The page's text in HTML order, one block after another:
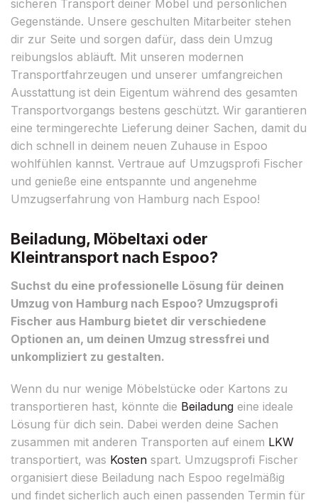
sicheren Transport deiner Möbel und persönlichen
Gegenstände. Unsere geschulten Mitarbeiter stehen
dir zur Seite und sorgen dafür, dass dein Umzug
reibungslos abläuft. Mit unseren modernen
Transportfahrzeugen und unserer umfangreichen
Ausstattung ist dein Eigentum während des gesamten
Transportvorgangs bestens geschützt. Wir garantieren
eine termingerechte Lieferung deiner Sachen, damit du
dich schnell in deinem neuen Zuhause in Espoo
wohlfühlen kannst. Vertraue auf Umzugsprofi Fischer
und genieße eine entspannte und angenehme
Umzugserfahrung von Hamburg nach Espoo!
Beiladung, Möbeltaxi oder
Kleintransport nach Espoo?
Suchst du eine professionelle Lösung für deinen
Umzug von Hamburg nach Espoo? Umzugsprofi
Fischer aus Hamburg bietet dir verschiedene
Optionen an, um deinen Umzug stressfrei und
unkompliziert zu gestalten.
Wenn du nur wenige Möbelstücke oder Kartons zu
transportieren hast, könnte die Beiladung eine ideale
Lösung für dich sein. Dabei werden deine Sachen
zusammen mit anderen Transporten auf einem LKW
transportiert, was Kosten spart. Umzugsprofi Fischer
organisiert diese Beiladung nach Espoo regelmäßig
und findet sicherlich auch einen passenden Termin für